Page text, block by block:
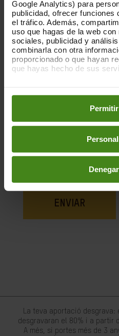
Google Analytics) para
publicidad, ofrecer
el tráfico. Además,
uso que hagas de la web
sociales, publicidad y
combinarla con otra
proporcionado o que hayan
que hayas hecho de sus
preferencias accediendo a
en los botones facilitados a
Nom*
Email*
Comentari*
La teva aportació desgrava:
desgravaran el 80% i a partir
A més, si portes més de 3